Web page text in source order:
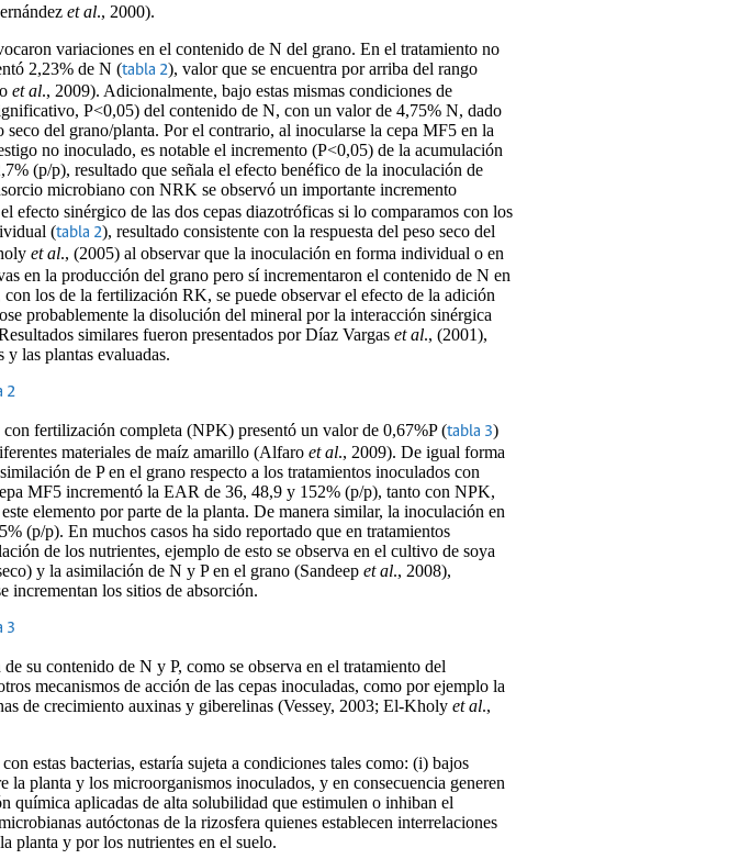
et al., 2000).
variaciones en el contenido de N del grano. En el tratamiento no
2,23% de N (tabla 2), valor que se encuentra por arriba del rango
et al., 2009). Adicionalmente, bajo estas mismas condiciones de
P<0,05) del contenido de N, con un valor de 4,75% N, dado
del grano/planta. Por el contrario, al inocularse la cepa MF5 en la
no inoculado, es notable el incremento (P<0,05) de la acumulación
(p/p), resultado que señala el efecto benéfico de la inoculación de
microbiano con NRK se observó un importante incremento
sinérgico de las dos cepas diazotróficas si lo comparamos con los
(tabla 2), resultado consistente con la respuesta del peso seco del
et al., (2005) al observar que la inoculación en forma individual o en
en la producción del grano pero sí incrementaron el contenido de N en
los de la fertilización RK, se puede observar el efecto de la adición
probablemente la disolución del mineral por la interacción sinérgica
similares fueron presentados por Díaz Vargas et al., (2001),
las plantas evaluadas.
2
fertilización completa (NPK) presentó un valor de 0,67%P (tabla 3)
materiales de maíz amarillo (Alfaro et al., 2009). De igual forma
de P en el grano respecto a los tratamientos inoculados con
MF5 incrementó la EAR de 36, 48,9 y 152% (p/p), tanto con NPK,
elemento por parte de la planta. De manera similar, la inoculación en
(p/p). En muchos casos ha sido reportado que en tratamientos
de los nutrientes, ejemplo de esto se observa en el cultivo de soya
y la asimilación de N y P en el grano (Sandeep et al., 2008),
incrementan los sitios de absorción.
3
su contenido de N y P, como se observa en el tratamiento del
mecanismos de acción de las cepas inoculadas, como por ejemplo la
de crecimiento auxinas y giberelinas (Vessey, 2003; El-Kholy et al.,
estas bacterias, estaría sujeta a condiciones tales como: (i) bajos
planta y los microorganismos inoculados, y en consecuencia generen
química aplicadas de alta solubilidad que estimulen o inhiban el
autóctonas de la rizosfera quienes establecen interrelaciones
planta y por los nutrientes en el suelo.